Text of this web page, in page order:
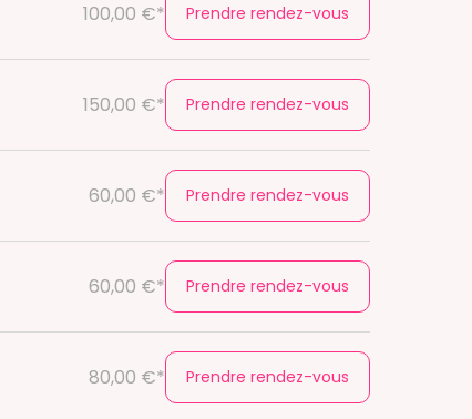
100,00 €* Prendre rendez-vous
150,00 €* Prendre rendez-vous
60,00 €* Prendre rendez-vous
60,00 €* Prendre rendez-vous
80,00 €* Prendre rendez-vous